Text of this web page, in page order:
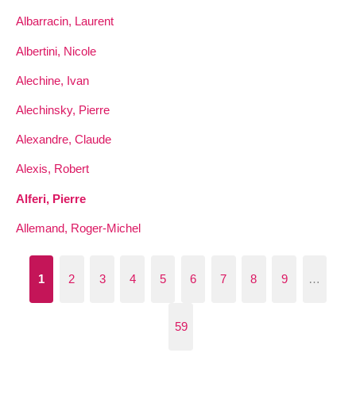
Albarracin, Laurent
Albertini, Nicole
Alechine, Ivan
Alechinsky, Pierre
Alexandre, Claude
Alexis, Robert
Alferi, Pierre
Allemand, Roger-Michel
1 2 3 4 5 6 7 8 9 …
59